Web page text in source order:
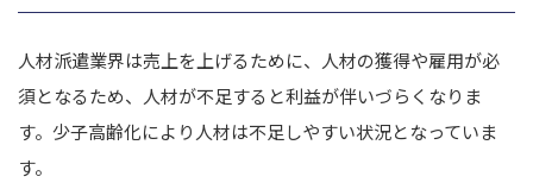
人材派遣業界は売上を上げるために、人材の獲得や雇用が必
須となるため、人材が不足すると利益が伴いづらくなりま
す。 少子高齢化により人材は不足しやすい状況となっていま
す。